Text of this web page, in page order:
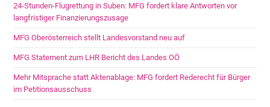
24-Stunden-Flugrettung in Suben: MFG fordert klare Antworten vor
langfristiger Finanzierungszusage
MFG Oberösterreich stellt Landesvorstand neu auf
MFG Statement zum LHR Bericht des Landes OÖ
Mehr Mitsprache statt Aktenablage: MFG fordert Rederecht für Bürger
im Petitionsausschuss